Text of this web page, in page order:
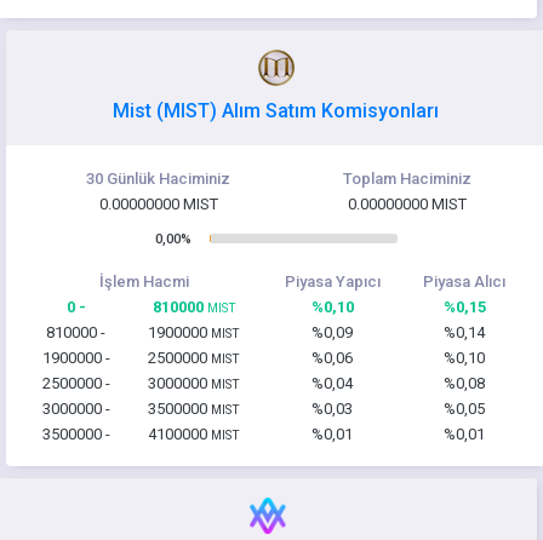
Mist (MIST) Alım Satım Komisyonları
30 Günlük Haciminiz
Toplam Haciminiz
0.00000000 MIST
0.00000000 MIST
0,00%
İşlem Hacmi Piyasa Yapıcı
Piyasa Alıcı
0 -
810000 MIST %0,10
%0,15
810000 -
1900000 MIST %0,09
%0,14
1900000 -
2500000 MIST %0,06
%0,10
2500000 -
3000000 MIST %0,04
%0,08
3000000 -
3500000 MIST %0,03
%0,05
3500000 -
4100000 MIST %0,01 %0,01